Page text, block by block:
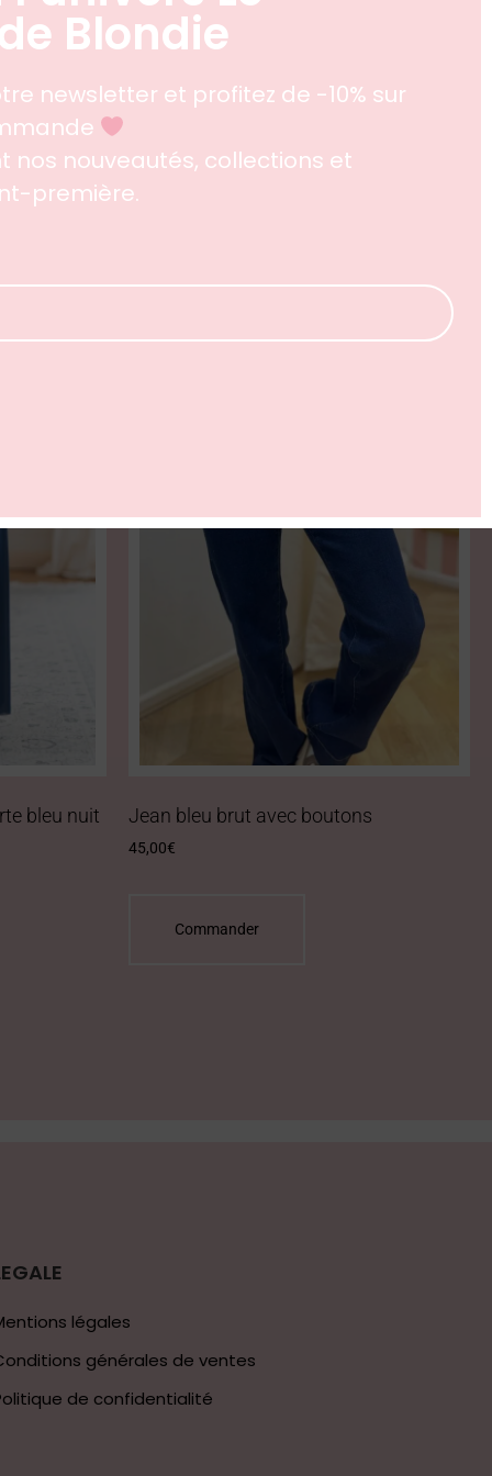
bleu nuit Jean bleu brut avec boutons
45,00€
légales
générales de ventes
de confidentialité
Blondie
newsletter et profitez de -10% sur
nos nouveautés, collections et
première.